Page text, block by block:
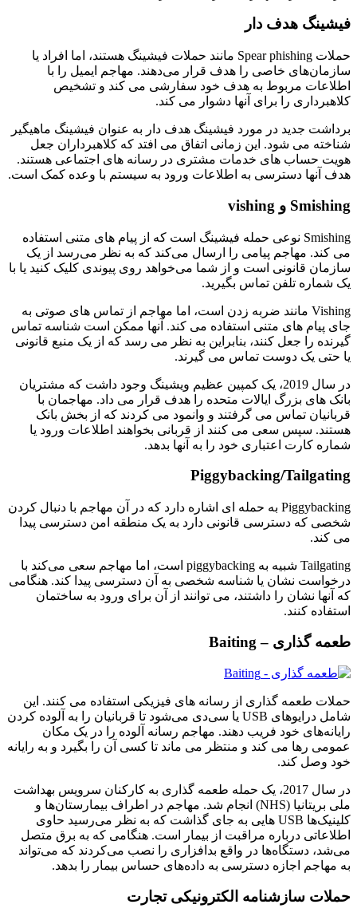
فیشینگ هدف دار
حملات Spear phishing مانند حملات فیشینگ هستند، اما افراد یا
سازمان‌های خاصی را هدف قرار می‌دهند. مهاجم ایمیل را با
اطلاعات مربوط به هدف خود سفارشی می کند و تشخیص
کلاهبرداری را برای آنها دشوار می کند.
برداشت جدید در مورد فیشینگ هدف دار به عنوان فیشینگ ماهیگیر
شناخته می شود. این زمانی اتفاق می افتد که کلاهبرداران جعل
هویت حساب های خدمات مشتری در رسانه های اجتماعی هستند.
هدف آنها دسترسی به اطلاعات ورود به سیستم با وعده کمک است.
Smishing و vishing
Smishing نوعی حمله فیشینگ است که از پیام های متنی استفاده
می کند. مهاجم پیامی را ارسال می‌کند که به نظر می‌رسد از یک
سازمان قانونی است و از شما می‌خواهد روی پیوندی کلیک کنید یا با
یک شماره تلفن تماس بگیرید.
Vishing مانند ضربه زدن است، اما مهاجم از تماس های صوتی به
جای پیام های متنی استفاده می کند. آنها ممکن است شناسه تماس
گیرنده را جعل کنند، بنابراین به نظر می رسد که از یک منبع قانونی
یا حتی یک دوست تماس می گیرند.
در سال 2019، یک کمپین عظیم ویشینگ وجود داشت که مشتریان
بانک های بزرگ ایالات متحده را هدف قرار می داد. مهاجمان با
قربانیان تماس می گرفتند و وانمود می کردند که از بخش بانک
هستند. سپس سعی می کنند از قربانی بخواهند اطلاعات ورود یا
شماره کارت اعتباری خود را به آنها بدهد.
Piggybacking/Tailgating
Piggybacking به حمله ای اشاره دارد که در آن مهاجم با دنبال کردن
شخصی که دسترسی قانونی دارد به یک منطقه امن دسترسی پیدا
می کند.
Tailgating شبیه به piggybacking است، اما مهاجم سعی می‌کند با
درخواست نشان یا شناسه شخصی به آن دسترسی پیدا کند. هنگامی
که آنها نشان را داشتند، می توانند از آن برای ورود به ساختمان
استفاده کنند.
طعمه گذاری – Baiting
حملات طعمه گذاری از رسانه های فیزیکی استفاده می کنند. این
شامل درایوهای USB یا سی‌دی می‌شود تا قربانیان را به آلوده کردن
رایانه‌های خود فریب دهند. مهاجم رسانه آلوده را در یک مکان
عمومی رها می کند و منتظر می ماند تا کسی آن را بگیرد و به رایانه
خود وصل کند.
در سال 2017، یک حمله طعمه گذاری به کارکنان سرویس بهداشت
ملی بریتانیا (NHS) انجام شد. مهاجم در اطراف بیمارستان‌ها و
کلینیک‌ها USB هایی به جای گذاشت که به نظر می‌رسید حاوی
اطلاعاتی درباره مراقبت از بیمار است. هنگامی که به برق متصل
می‌شد، دستگاه‌ها در واقع بدافزاری را نصب می‌کردند که می‌تواند
به مهاجم اجازه دسترسی به داده‌های حساس بیمار را بدهد.
حملات سازشنامه الکترونیکی تجارت